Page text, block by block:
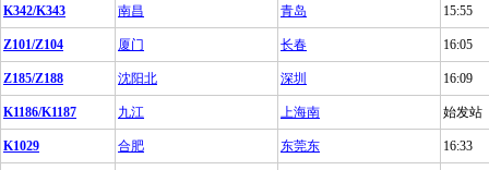
K342/K343 南昌 青岛 15:55
Z101/Z104 厦门 长春 16:05
Z185/Z188 沈阳北 深圳 16:09
K1186/K1187 九江 上海南 始发站
K1029 合肥 东莞东 16:33